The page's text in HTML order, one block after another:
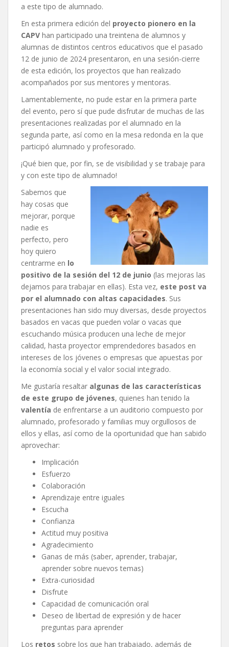
a este tipo de alumnado.
En esta primera edición del proyecto pionero en la
CAPV han participado una treintena de alumnos y
alumnas de distintos centros educativos que el pasado
12 de junio de 2024 presentaron, en una sesión-cierre
de esta edición, los proyectos que han realizado
acompañados por sus mentores y mentoras.
Lamentablemente, no pude estar en la primera parte
del evento, pero sí que pude disfrutar de muchas de las
presentaciones realizadas por el alumnado en la
segunda parte, así como en la mesa redonda en la que
participó alumnado y profesorado.
¡Qué bien que, por fin, se de visibilidad y se trabaje para
y con este tipo de alumnado!
Sabemos que
hay cosas que
mejorar, porque
nadie es
perfecto, pero
hoy quiero
centrarme en lo
positivo de la sesión del 12 de junio (las mejoras las
dejamos para trabajar en ellas). Esta vez, este post va
por el alumnado con altas capacidades. Sus
presentaciones han sido muy diversas, desde proyectos
basados en vacas que pueden volar o vacas que
escuchando música producen una leche de mejor
calidad, hasta proyector emprendedores basados en
intereses de los jóvenes o empresas que apuestas por
la economía social y el valor social integrado.
Me gustaría resaltar algunas de las características
de este grupo de jóvenes, quienes han tenido la
valentía de enfrentarse a un auditorio compuesto por
alumnado, profesorado y familias muy orgullosos de
ellos y ellas, así como de la oportunidad que han sabido
aprovechar:
Implicación
Esfuerzo
Colaboración
Aprendizaje entre iguales
Escucha
Confianza
Actitud muy positiva
Agradecimiento
Ganas de más (saber, aprender, trabajar,
aprender sobre nuevos temas)
Extra-curiosidad
Disfrute
Capacidad de comunicación oral
Deseo de libertad de expresión y de hacer
preguntas para aprender
Los retos sobre los que han trabajado, además de